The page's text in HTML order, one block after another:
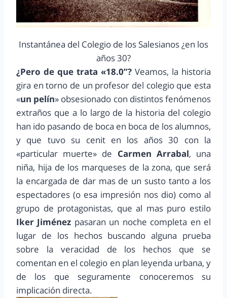
Instantánea del Colegio de los Salesianos ¿en los
años 30?
¿Pero de que trata «18.0”? Veamos, la historia
gira en torno de un profesor del colegio que esta
«un pelín» obsesionado con distintos fenómenos
extraños que a lo largo de la historia del colegio
han ido pasando de boca en boca de los alumnos,
y que tuvo su cenit en los años 30 con la
«particular muerte» de Carmen Arrabal, una
niña, hija de los marqueses de la zona, que será
la encargada de dar mas de un susto tanto a los
espectadores (o esa impresión nos dio) como al
grupo de protagonistas, que al mas puro estilo
Iker Jiménez pasaran un noche completa en el
lugar de los hechos buscando alguna prueba
sobre la veracidad de los hechos que se
comentan en el colegio en plan leyenda urbana, y
de los que seguramente conoceremos su
implicación directa.